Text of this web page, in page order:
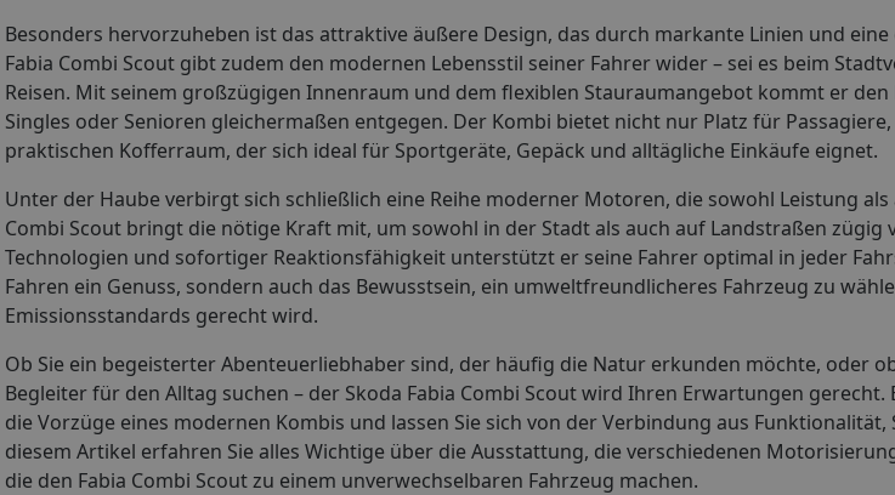
Besonders hervorzuheben ist das attraktive äußere Design, das durch markante Linien und
Fabia Combi Scout gibt zudem den modernen Lebensstil seiner Fahrer wider – sei es beim
Reisen. Mit seinem großzügigen Innenraum und dem flexiblen Stauraumangebot kommt er
Singles oder Senioren gleichermaßen entgegen. Der Kombi bietet nicht nur Platz für
praktischen Kofferraum, der sich ideal für Sportgeräte, Gepäck und alltägliche Einkäufe eignet.
Unter der Haube verbirgt sich schließlich eine Reihe moderner Motoren, die sowohl Leistung
Combi Scout bringt die nötige Kraft mit, um sowohl in der Stadt als auch auf Landstraßen
Technologien und sofortiger Reaktionsfähigkeit unterstützt er seine Fahrer optimal in jeder
Fahren ein Genuss, sondern auch das Bewusstsein, ein umweltfreundlicheres Fahrzeug zu
Emissionsstandards gerecht wird.
Ob Sie ein begeisterter Abenteuerliebhaber sind, der häufig die Natur erkunden möchte, oder
Begleiter für den Alltag suchen – der Skoda Fabia Combi Scout wird Ihren Erwartungen gerecht.
die Vorzüge eines modernen Kombis und lassen Sie sich von der Verbindung aus
diesem Artikel erfahren Sie alles Wichtige über die Ausstattung, die verschiedenen
die den Fabia Combi Scout zu einem unverwechselbaren Fahrzeug machen.